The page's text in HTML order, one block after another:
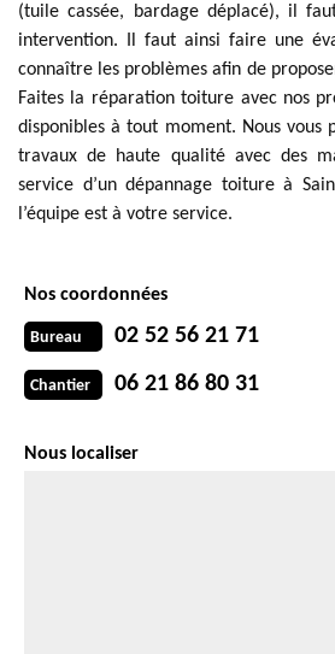
(tuile cassée, bardage déplacé), il
intervention. Il faut ainsi faire une
connaître les problèmes afin de
Faites la réparation toiture avec nos
disponibles à tout moment. Nous vous
travaux de haute qualité avec des
service d’un dépannage toiture à
l’équipe est à votre service.
Nos coordonnées
Bureau 02 52 56 21 71
Chantier 06 21 86 80 31
Nous localiser